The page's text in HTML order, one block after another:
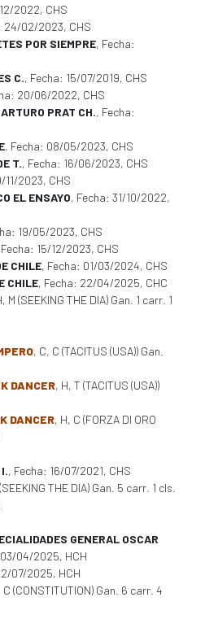
2022, CHS
24/02/2023, CHS
POR SIEMPRE, Fecha:
C., Fecha: 15/07/2019, CHS
20/06/2022, CHS
PRAT CH., Fecha:
, Fecha: 08/05/2023, CHS
T., Fecha: 16/06/2023, CHS
11/2023, CHS
EL ENSAYO, Fecha: 31/10/2022,
19/05/2023, CHS
15/12/2023, CHS
CHILE, Fecha: 01/03/2024, CHS
CHILE, Fecha: 22/04/2025, CHC
M (SEEKING THE DIA) Gan. 1 carr. 1
, C, C (TACITUS (USA)) Gan.
DANCER, H, T (TACITUS (USA))
DANCER, H, C (FORZA DI ORO
, Fecha: 16/07/2021, CHS
THE DIA) Gan. 5 carr. 1 cls.
GENERAL OSCAR
04/2025, HCH
07/2025, HCH
C (CONSTITUTION) Gan. 6 carr. 4